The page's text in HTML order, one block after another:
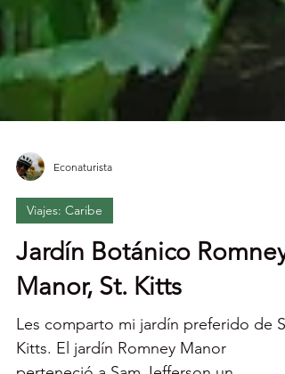
Econaturista
Viajes: Caribe
Jardín Botánico Romney
Manor, St. Kitts
Les comparto mi jardín preferido de St.